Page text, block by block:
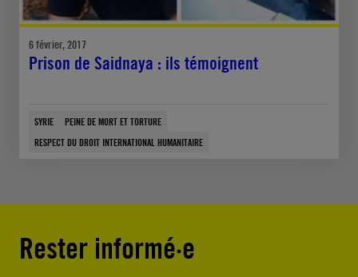
6 février, 2017
Prison de Saidnaya : ils témoignent
SYRIE
PEINE DE MORT ET TORTURE
RESPECT DU DROIT INTERNATIONAL HUMANITAIRE
Rester informé·e